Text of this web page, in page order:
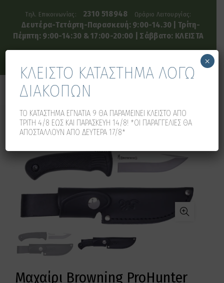
Τηλ. Επικοινωνίας: 2310 518948 Ωράριο Λειτουργίας:
Δευτέρα-Τετάρτη-Παρασκευή: 9:00-14.30 | Τρίτη-
Πέμπτη: 9:00-14:30 & 17:00-20:00 | Σάββατο: ΚΛΕΙΣΤΑ
Μαχαίρι Browning ProHunter
ΚΛΕΙΣΤΟ ΚΑΤΑΣΤΗΜΑ ΛΟΓΩ
ΔΙΑΚΟΠΩΝ
ΤΟ ΚΑΤΑΣΤΗΜΑ ΕΓΝΑΤΙΑ 9 ΘΑ ΠΑΡΑΜΕΙΝΕΙ ΚΛΕΙΣΤΟ ΑΠΟ
ΤΡΙΤΗ 4/8 ΕΩΣ ΚΑΙ ΠΑΡΑΣΚΕΥΗ 14/8! *ΟΙ ΠΑΡΑΓΓΕΛΙΕΣ ΘΑ
ΑΠΟΣΤΑΛΛΟΥΝ ΑΠΟ ΔΕΥΤΕΡΑ 17/8*
×